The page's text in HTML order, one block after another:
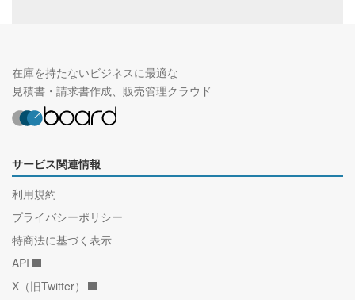
在庫を持たないビジネスに最適な
見積書・請求書作成、販売管理クラウド
サービス関連情報
利用規約
プライバシーポリシー
特商法に基づく表示
API
X（旧Twitter）